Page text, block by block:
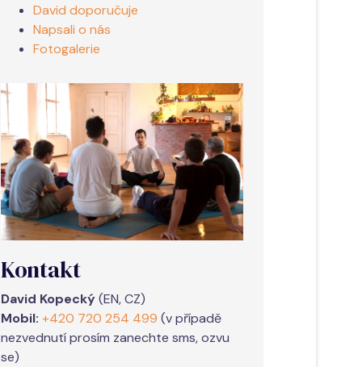
David doporučuje
Napsali o nás
Fotogalerie
Kontakt
David Kopecký(EN, CZ)
Mobil: +420 720 254 499 (v případě
nezvednutí prosím zanechte sms, ozvu
se)